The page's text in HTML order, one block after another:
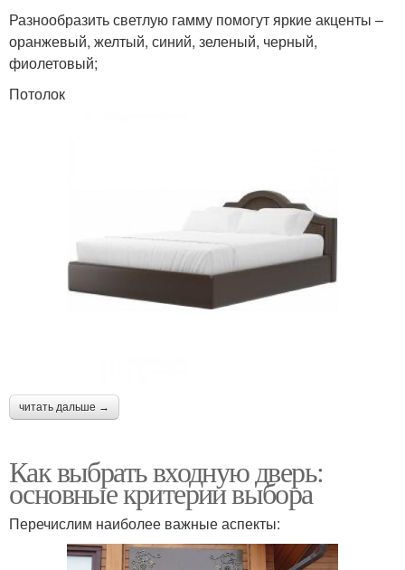
Разнообразить светлую гамму помогут яркие акценты –
оранжевый, желтый, синий, зеленый, черный,
фиолетовый;
Потолок
читать дальше →
Как выбрать входную дверь:
основные критерии выбора
Перечислим наиболее важные аспекты: